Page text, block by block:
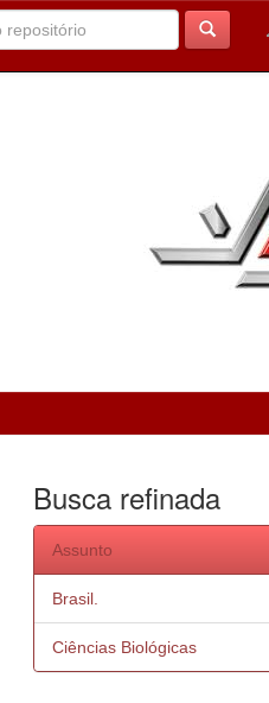
Busca refinada
Assunto
Brasil.
Ciências Biológicas